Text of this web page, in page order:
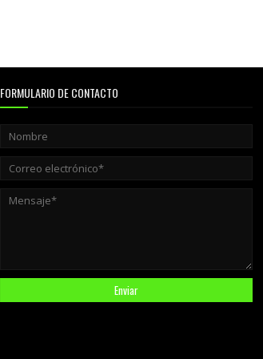
FORMULARIO DE CONTACTO